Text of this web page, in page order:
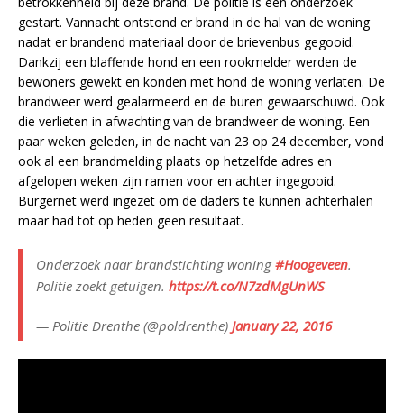
gestart. Vannacht ontstond er brand in de hal van de woning
nadat er brandend materiaal door de brievenbus gegooid.
Dankzij een blaffende hond en een rookmelder werden de
bewoners gewekt en konden met hond de woning verlaten. De
brandweer werd gealarmeerd en de buren gewaarschuwd. Ook
die verlieten in afwachting van de brandweer de woning. Een
paar weken geleden, in de nacht van 23 op 24 december, vond
ook al een brandmelding plaats op hetzelfde adres en
afgelopen weken zijn ramen voor en achter ingegooid.
Burgernet werd ingezet om de daders te kunnen achterhalen
maar had tot op heden geen resultaat.
Onderzoek naar brandstichting woning#Hoogeveen.
Politie zoekt getuigen. https://t.co/N7zdMgUnWS
— Politie Drenthe (@poldrenthe) January 22, 2016